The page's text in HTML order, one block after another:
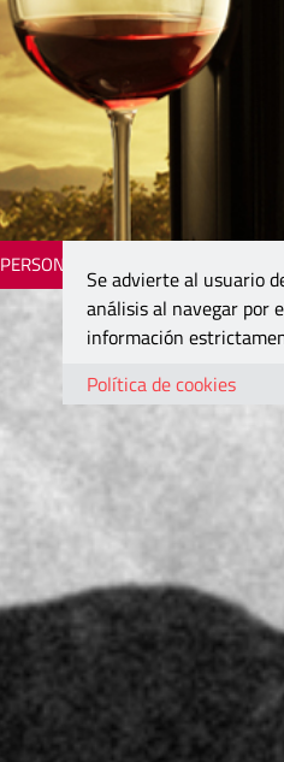
PERSONAJES
Se advierte al usuario
análisis al navegar por
información
Política de cookies